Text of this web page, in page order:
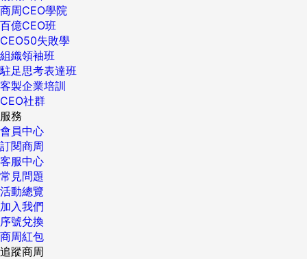
商周CEO學院
百億CEO班
CEO50失敗學
組織領袖班
駐足思考表達班
客製企業培訓
CEO社群
服務
會員中心
訂閱商周
客服中心
常見問題
活動總覽
加入我們
序號兌換
商周紅包
追蹤商周